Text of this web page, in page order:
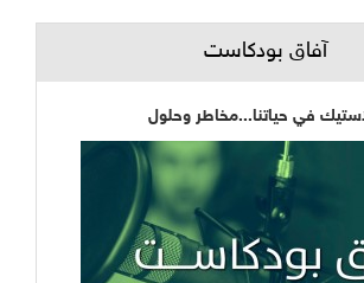
آفاق بودكاست
في حياتنا...مخاطر وحلول